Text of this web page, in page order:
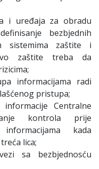
i uređaja za obradu
bezbjednih
sistemima zaštite i
zaštite treba da
informacijama radi
pristupa;
Centralne
kontrola prije
kada
lica;
sa bezbjednosću